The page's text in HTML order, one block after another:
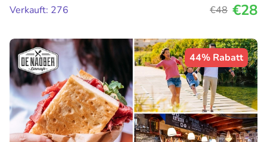
Verkauft: 276
€48 €28
44% Rabatt